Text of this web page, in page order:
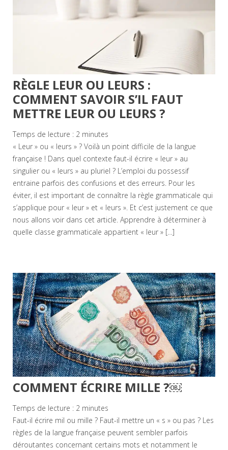
RÈGLE LEUR OU LEURS :
COMMENT SAVOIR S’IL FAUT
METTRE LEUR OU LEURS ?
Temps de lecture : 2 minutes
« Leur » ou « leurs » ? Voilà un point difficile de la langue
française ! Dans quel contexte faut-il écrire « leur » au
singulier ou « leurs » au pluriel ? L’emploi du possessif
entraine parfois des confusions et des erreurs. Pour les
éviter, il est important de connaître la règle grammaticale qui
s’applique pour « leur » et « leurs ». Et c’est justement ce que
nous allons voir dans cet article. Apprendre à déterminer à
quelle classe grammaticale appartient « leur » […]
COMMENT ÉCRIRE MILLE ?￼
Temps de lecture : 2 minutes
Faut-il écrire mil ou mille ? Faut-il mettre un « s » ou pas ? Les
règles de la langue française peuvent sembler parfois
déroutantes concernant certains mots et notamment le